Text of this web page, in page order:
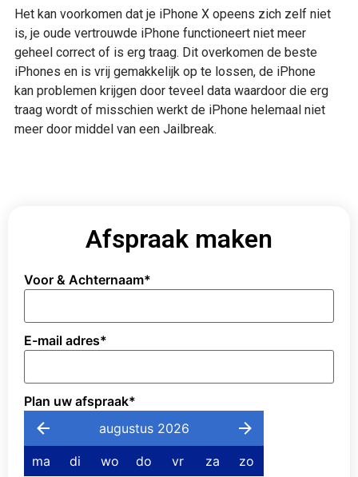
Het kan voorkomen dat je iPhone X opeens zich zelf niet
is, je oude vertrouwde iPhone functioneert niet meer
geheel correct of is erg traag. Dit overkomen de beste
iPhones en is vrij gemakkelijk op te lossen, de iPhone
kan problemen krijgen door teveel data waardoor die erg
traag wordt of misschien werkt de iPhone helemaal niet
meer door middel van een Jailbreak.
Afspraak maken
Voor & Achternaam*
E-mail adres*
Plan uw afspraak*
augustus 2026
ma di wo do vr za
zo